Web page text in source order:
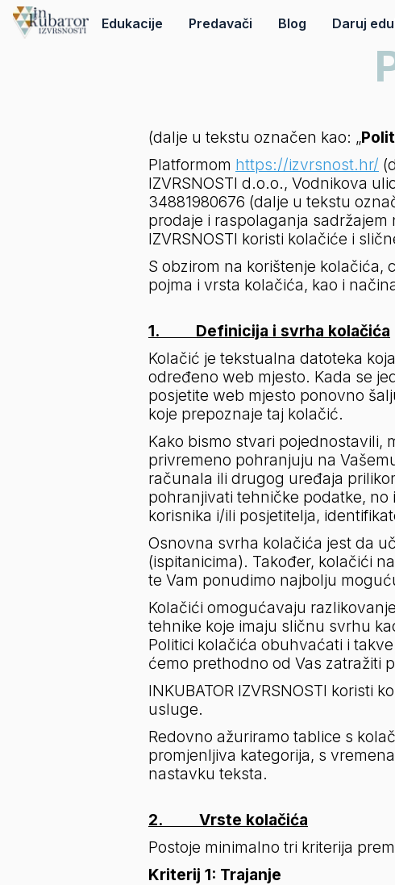
Edukacije Predavači Blog Daruj
(dalje u tekstu označen kao: „
Platformom https://izvrsnost.hr/
IZVRSNOSTI d.o.o., Vodnikova
34881980676 (dalje u tekstu
prodaje i raspolaganja sadržajem
IZVRSNOSTI koristi kolačiće i
S obzirom na korištenje kolačića,
pojma i vrsta kolačića, kao i
1.         Definicija i svrha kolačića
Kolačić je tekstualna datoteka
određeno web mjesto. Kada se
posjetite web mjesto ponovno
koje prepoznaje taj kolačić.
Kako bismo stvari pojednostavili,
privremeno pohranjuju na
računala ili drugog uređaja
pohranjivati tehničke podatke, no
korisnika i/ili posjetitelja,
Osnovna svrha kolačića jest da
(ispitanicima). Također, kolačići
te Vam ponudimo najbolju
Kolačići omogućavaju
tehnike koje imaju sličnu svrhu
Politici kolačića obuhvaćati i
ćemo prethodno od Vas zatražiti
INKUBATOR IZVRSNOSTI koristi
usluge.
Redovno ažuriramo tablice s
promjenljiva kategorija, s
nastavku teksta.
2.         Vrste kolačića
Postoje minimalno tri kriterija
Kriterij 1: Trajanje